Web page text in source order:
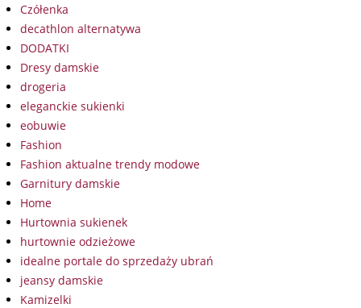
Czółenka
decathlon alternatywa
DODATKI
Dresy damskie
drogeria
eleganckie sukienki
eobuwie
Fashion
Fashion aktualne trendy modowe
Garnitury damskie
Home
Hurtownia sukienek
hurtownie odzieżowe
idealne portale do sprzedaży ubrań
jeansy damskie
Kamizelki